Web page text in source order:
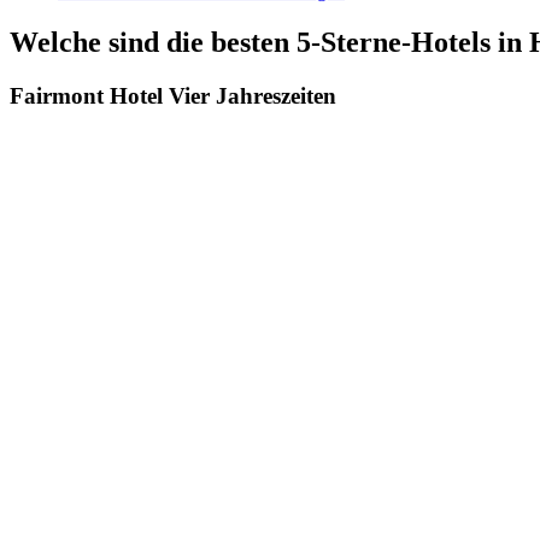
Welche sind die besten 5-Sterne-Hotels in
Fairmont Hotel Vier Jahreszeiten